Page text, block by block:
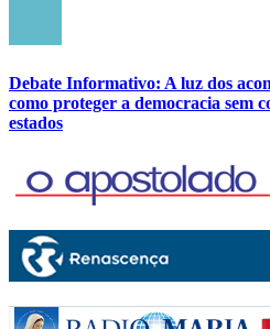
Debate Informativo: A luz dos
como proteger a democracia sem
estados